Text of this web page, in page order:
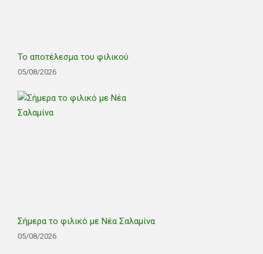
Το αποτέλεσμα του φιλικού
05/08/2026
Σήμερα το φιλικό με Νέα Σαλαμίνα
05/08/2026